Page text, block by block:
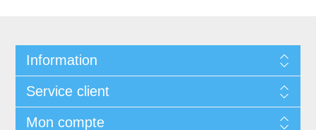
Information
Service client
Mon compte